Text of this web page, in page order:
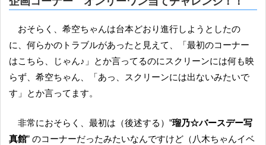
おそらく、希空ちゃんは台本どおり進行しようとしたの
に、何らかのトラブルがあったと見えて、「最初のコーナー
はこちら、じゃん♪」とか言ってるのにスクリーンには何も映
らず、希空ちゃん、「あっ、スクリーンには出ないみたいで
す」とか言ってます。
非常におそらく、最初は（後述する）”瑠乃☆バースデー写
真館” のコーナーだったみたいなんですけど（八木ちゃんイベ